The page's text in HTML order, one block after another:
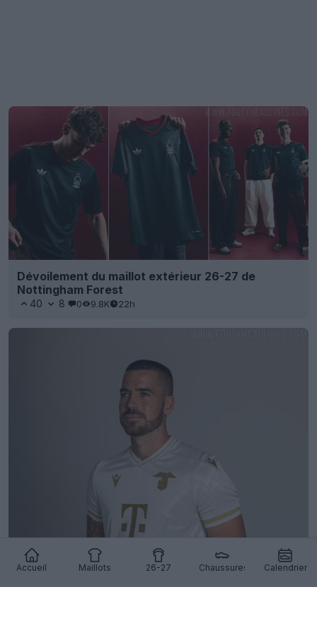
Accueil Maillots 26-27 Chaussures Calendrier
Dévoilement du maillot extérieur 26-27 de
Nottingham Forest
40 8 0 9.8K 22h